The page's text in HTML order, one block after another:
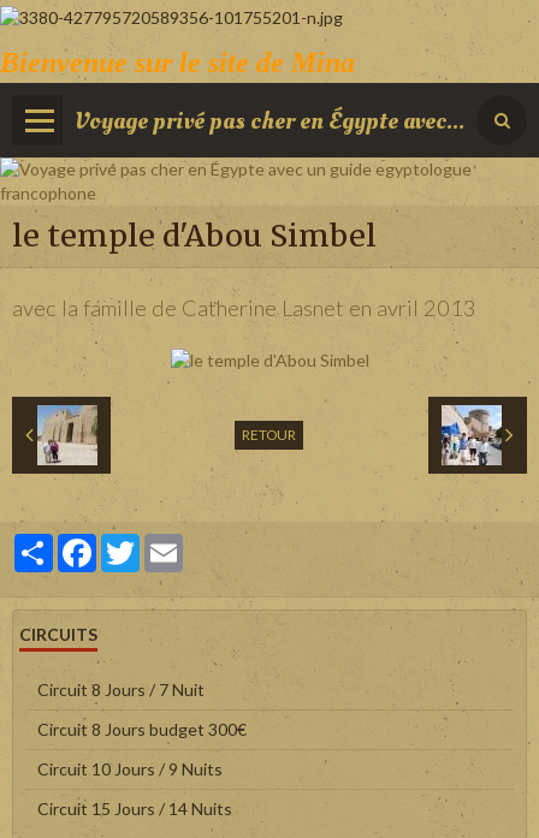
Bienvenue sur le site de Mina
Voyage privé pas cher en Égypte avec un guide egyptologue francophone
le temple d'Abou Simbel
avec la famille de Catherine Lasnet en avril 2013
RETOUR
PartagerFacebookTwitter
CIRCUITS
Circuit 8 Jours / 7 Nuit
Circuit 8 Jours budget 300€
Circuit 10 Jours / 9 Nuits
Circuit 15 Jours / 14 Nuits